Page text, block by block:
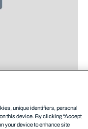
unique identifiers, personal
this device. By clicking “Accept
your device to enhance site